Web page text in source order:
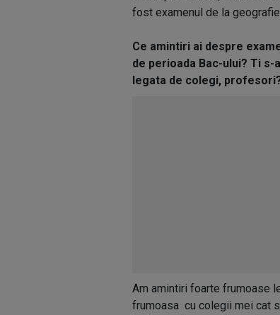
fost examenul de la
Ce amintiri ai despre
de perioada Bac-ului? Ti
legata de colegi,
Am amintiri foarte frumoase
frumoasa cu colegii mei cat